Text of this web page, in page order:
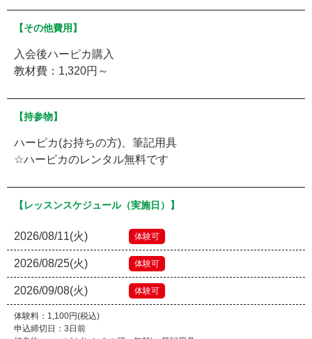
【その他費用】
入会後ハーピカ購入
教材費：1,320円～
【持参物】
ハーピカ(お持ちの方)、筆記用具
☆ハーピカのレンタル無料です
【レッスンスケジュール（実施日）】
2026/08/11(火) 体験可
2026/08/25(火) 体験可
2026/09/08(火) 体験可
体験料：1,100円(税込)
申込締切日：3日前